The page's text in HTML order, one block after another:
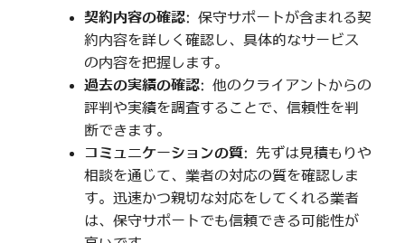
契約内容の確認: 保守サポートが含まれる契
約内容を詳しく確認し、具体的なサービス
の内容を把握します。
過去の実績の確認: 他のクライアントからの
評判や実績を調査することで、信頼性を判
断できます。
コミュニケーションの質: 先ずは見積もりや
相談を通じて、業者の対応の質を確認しま
す。迅速かつ親切な対応をしてくれる業者
は、保守サポートでも信頼できる可能性が